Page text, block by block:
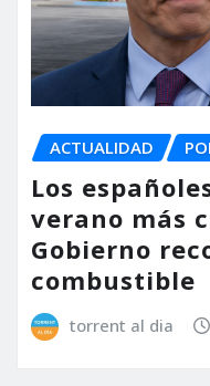
ACTUALIDAD
Los
verano más
Gobierno
combustible
torrent al dia